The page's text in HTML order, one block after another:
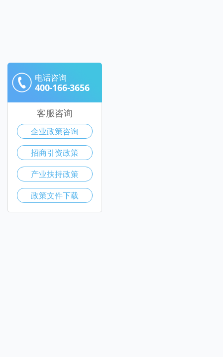
电话咨询
400-166-3656
客服咨询
企业政策咨询
招商引资政策
产业扶持政策
政策文件下载